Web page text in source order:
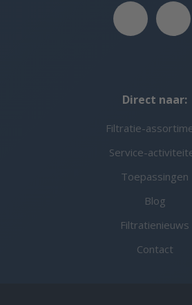
Direct naar:
Filtratie-
Service-
Toepassingen
Blog
Filtratienieuws
Contact